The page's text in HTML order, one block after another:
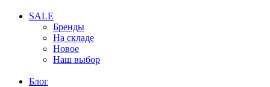
SALE
Бренды
На складе
Новое
Наш выбор
Блог